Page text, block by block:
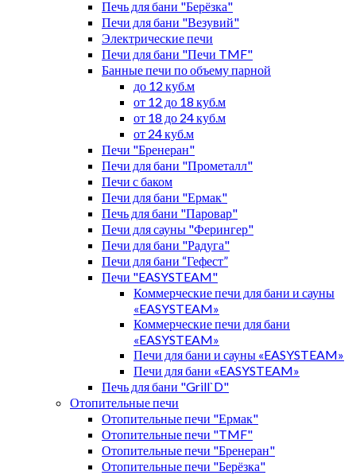
Печь для бани "Берёзка"
Печи для бани "Везувий"
Электрические печи
Печи для бани "Печи TMF"
Банные печи по объему парной
до 12 куб.м
от 12 до 18 куб.м
от 18 до 24 куб.м
от 24 куб.м
Печи "Бренеран"
Печи для бани "Прометалл"
Печи с баком
Печи для бани "Ермак"
Печь для бани "Паровар"
Печи для сауны "Ферингер"
Печи для бани "Радуга"
Печи для бани “Гефест”
Печи "EASYSTEAM"
Коммерческие печи для бани и сауны
«EASYSTEAM»
Коммерческие печи для бани
«EASYSTEAM»
Печи для бани и сауны «EASYSTEAM»
Печи для бани «EASYSTEAM»
Печь для бани "Grill`D"
Отопительные печи
Отопительные печи "Ермак"
Отопительные печи "TMF"
Отопительные печи "Бренеран"
Отопительные печи "Берёзка"